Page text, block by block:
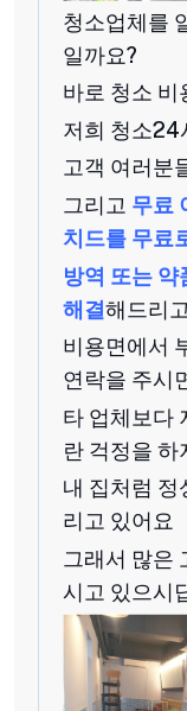
청소업체를
일까요?
바로 청소 비
저희 청소24
고객 여러분
그리고 무료
치드를 무료
방역 또는
해결해드리
비용면에서
연락을 주시
타 업체보다
란 걱정을
내 집처럼 정
리고 있어요
그래서 많은
시고 있으시